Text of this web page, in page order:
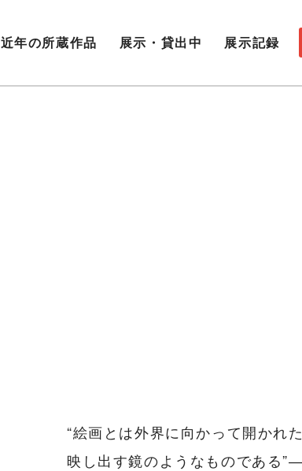
近年の所蔵作品 展示・貸出中 展示記録
“絵画とは外界に向かって開かれ
映し出す鏡のようなものである